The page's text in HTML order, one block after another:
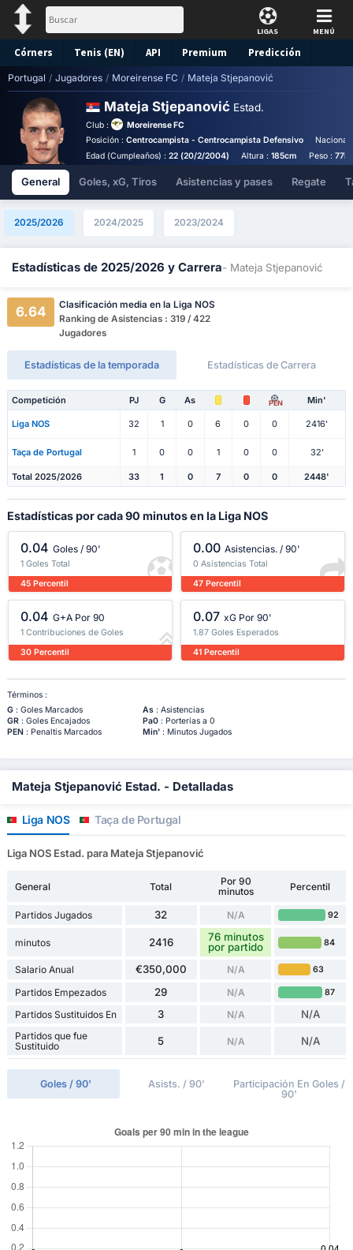
LIGAS MENÚ
Córners Tenis (EN) API Premium Predicción
Portugal / Jugadores / Moreirense FC / Mateja Stjepanović
Mateja Stjepanović Estad.
Club :
Moreirense FC
Posición : Centrocampista - Centrocampista Defensivo
Edad (Cumpleaños) : 22 (20/2/2004) Altura :185cm Peso :
General Goles, xG, Tiros Asistencias y pases Regate
2025/2026 2024/2025 2023/2024
Estadísticas de 2025/2026 y Carrera- Mateja Stjepanović
6.64
Clasificación media en la Liga NOS
Ranking de Asistencias : 319 / 422
Jugadores
Estadísticas de la temporada Estadísticas de Carrera
Competición PJ G As PEN Min'
Liga NOS 32 1 0 6 0 0 2416'
Taça de Portugal 1 0 0 1 0 0 32'
Total 2025/2026 33 1 0 7 0 0 2448'
Estadísticas por cada 90 minutos en la Liga NOS
0.04 Goles / 90'
1 Goles Total
45 Percentil
0.00 Asistencias. / 90'
0 Asistencias Total
47 Percentil
0.04 G+A Por 90
1 Contribuciones de Goles
30 Percentil
0.07 xG Por 90'
1.87 Goles Esperados
41 Percentil
Términos :
G: Goles Marcados As: Asistencias
GR: Goles Encajados Pa0: Porterías a 0
PEN : Penaltis Marcados Min': Minutos Jugados
Mateja Stjepanović Estad. - Detalladas
Liga NOS Taça de Portugal
Liga NOS Estad. para Mateja Stjepanović
General Total
Por 90
minutos
Percentil
Partidos Jugados 32 N/A 92
minutos 2416
76 minutos
por partido
84
Salario Anual €350,000 N/A 63
Partidos Empezados 29 N/A 87
Partidos Sustituidos En 3 N/A N/A
Partidos que fue
Sustituido
5 N/A N/A
Goles / 90' Asists. / 90'
Participación En Goles /
90'